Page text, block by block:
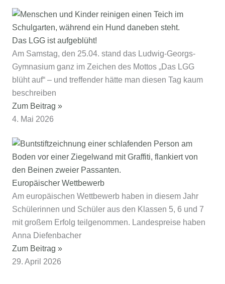
Das LGG ist aufgeblüht!
Am Samstag, den 25.04. stand das Ludwig-Georgs-
Gymnasium ganz im Zeichen des Mottos „Das LGG
blüht auf“ – und treffender hätte man diesen Tag kaum
beschreiben
Zum Beitrag »
4. Mai 2026
Europäischer Wettbewerb
Am europäischen Wettbewerb haben in diesem Jahr
Schülerinnen und Schüler aus den Klassen 5, 6 und 7
mit großem Erfolg teilgenommen. Landespreise haben
Anna Diefenbacher
Zum Beitrag »
29. April 2026